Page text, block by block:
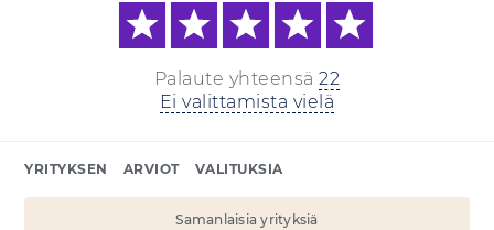
Palaute yhteensä 22
Ei valittamista vielä
YRITYKSEN ARVIOT VALITUKSIA
Samanlaisia yrityksiä